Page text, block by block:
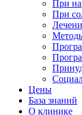
При
При
Цены
База знаний
О клинике